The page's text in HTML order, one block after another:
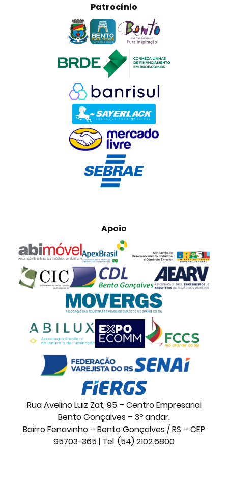
Patrocínio
Apoio
Rua Avelino Luiz Zat, 95 – Centro Empresarial
Bento Gonçalves – 3º andar.
Bairro Fenavinho – Bento Gonçalves / RS – CEP
95703-365 | Tel: (54) 2102.6800